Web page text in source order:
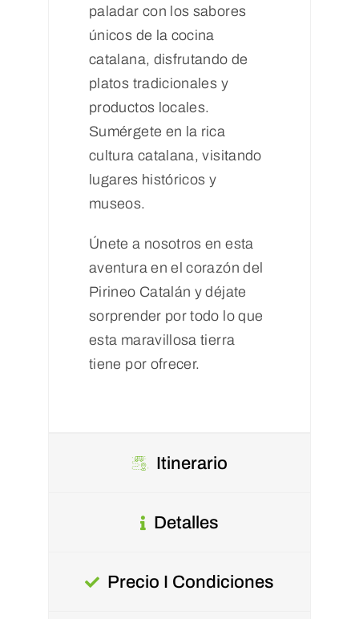
paladar con los sabores
únicos de la cocina
catalana, disfrutando de
platos tradicionales y
productos locales.
Sumérgete en la rica
cultura catalana, visitando
lugares históricos y
museos.
Únete a nosotros en esta
aventura en el corazón del
Pirineo Catalán y déjate
sorprender por todo lo que
esta maravillosa tierra
tiene por ofrecer.
Itinerario
Detalles
Precio I Condiciones